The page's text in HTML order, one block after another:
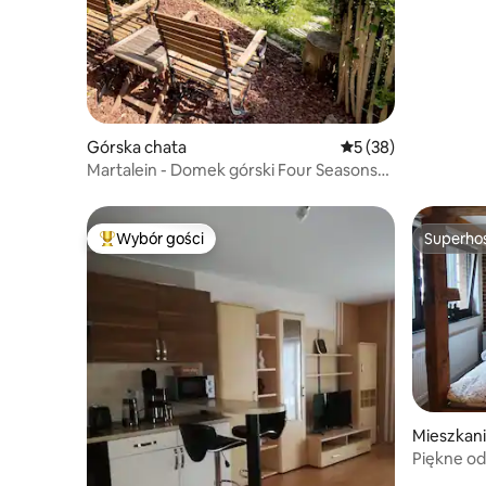
Górska chata Średnia ocena: 5
5 (38)
Martalein - Domek górski Four Seasons
Najpopularniejsze z kategorii Wybór gości
Wybór gości
Piękne